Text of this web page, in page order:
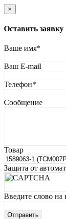
×
Оставить заявку
Ваше имя*
Ваш E-mail
Телефон*
Сообщение
Товар
Защита от
Введите слово на